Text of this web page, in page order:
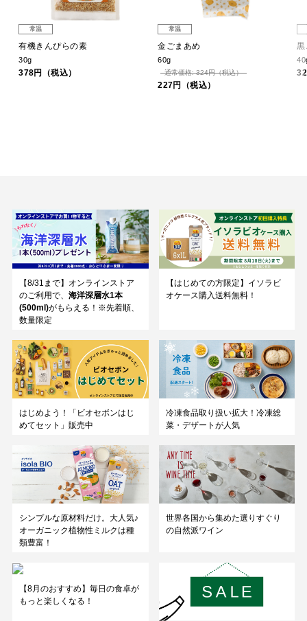
常温
有機きんぴらの素
30g
378円（税込）
常温
金ごまあめ
60g
通常価格: 324円（税込）
227円（税込）
【8/31まで】オンラインストア
のご利用で、 海洋深層水1本
(500ml)がもらえる！※先着順、
数量限定
【はじめての方限定】イソラビ
オケース購入送料無料！
はじめよう！「ビオセボンはじ
めてセット」販売中
冷凍食品取り扱い拡大！冷凍総
菜・デザートが人気
シンプルな原材料だけ。大人気♪
オーガニック植物性ミルクは種
類豊富！
世界各国から集めた選りすぐり
の自然派ワイン
【8月のおすすめ】毎日の食卓が
もっと楽しくなる！